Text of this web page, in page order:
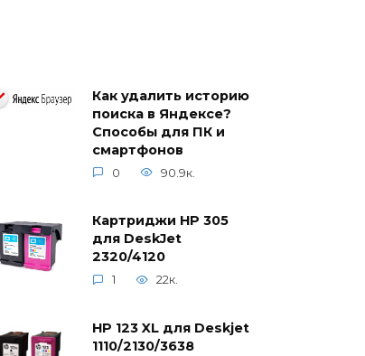
Как удалить историю
поиска в Яндексе?
Способы для ПК и
смартфонов
0 90.9к.
Картриджи HP 305
для DeskJet
2320/4120
1 22к.
HP 123 XL для Deskjet
1110/2130/3638